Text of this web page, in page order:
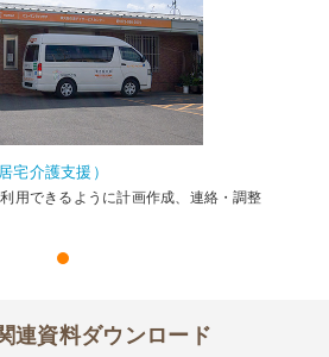
宅介護支援）
用できるように計画作成、連絡・調整
連資料ダウンロード